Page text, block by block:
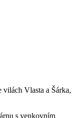
Vlasta a Šárka,
s venkovním